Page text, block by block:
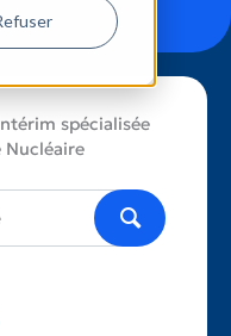
spécialisée
Nucléaire